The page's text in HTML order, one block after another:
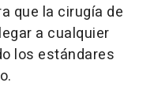
que la cirugía de
a cualquier
los estándares